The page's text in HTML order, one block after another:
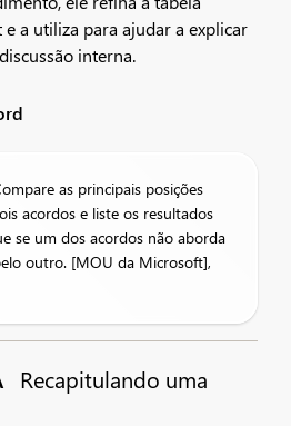
a utiliza para ajudar a explicar
interna.
as principais posições
acordos e liste os resultados
se um dos acordos não aborda
outro. [MOU da Microsoft],
Recapitulando uma